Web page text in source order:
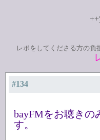
レポをしてくださる方の
#134
bayFMをお聴きの
す。